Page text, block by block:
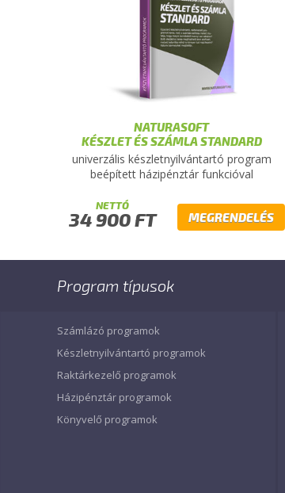
NATURASOFT
KÉSZLET ÉS SZÁMLA STANDARD
univerzális készletnyilvántartó program
beépített házipénztár funkcióval
NETTÓ
34 900 FT MEGRENDELÉS
Program típusok
Számlázó programok
Készletnyilvántartó programok
Raktárkezelő programok
Házipénztár programok
Könyvelő programok